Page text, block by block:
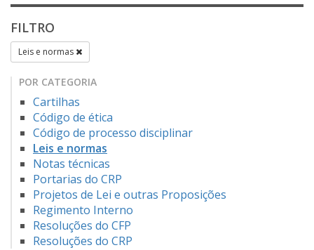
FILTRO
Leis e normas
POR CATEGORIA
Cartilhas
Código de ética
Código de processo disciplinar
Leis e normas
Notas técnicas
Portarias do CRP
Projetos de Lei e outras Proposições
Regimento Interno
Resoluções do CFP
Resoluções do CRP